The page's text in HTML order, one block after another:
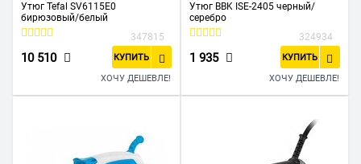
Утюг Tefal SV6115E0
бирюзовый/белый
347815
10 510 КУПИТЬ
ХОЧУ ДЕШЕВЛЕ!
Утюг BBK ISE-2405 черный/
серебро
324934
1 935 КУПИТЬ
ХОЧУ ДЕШЕВЛЕ!